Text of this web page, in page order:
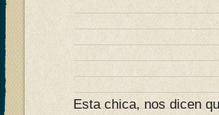
Esta chica, nos dicen